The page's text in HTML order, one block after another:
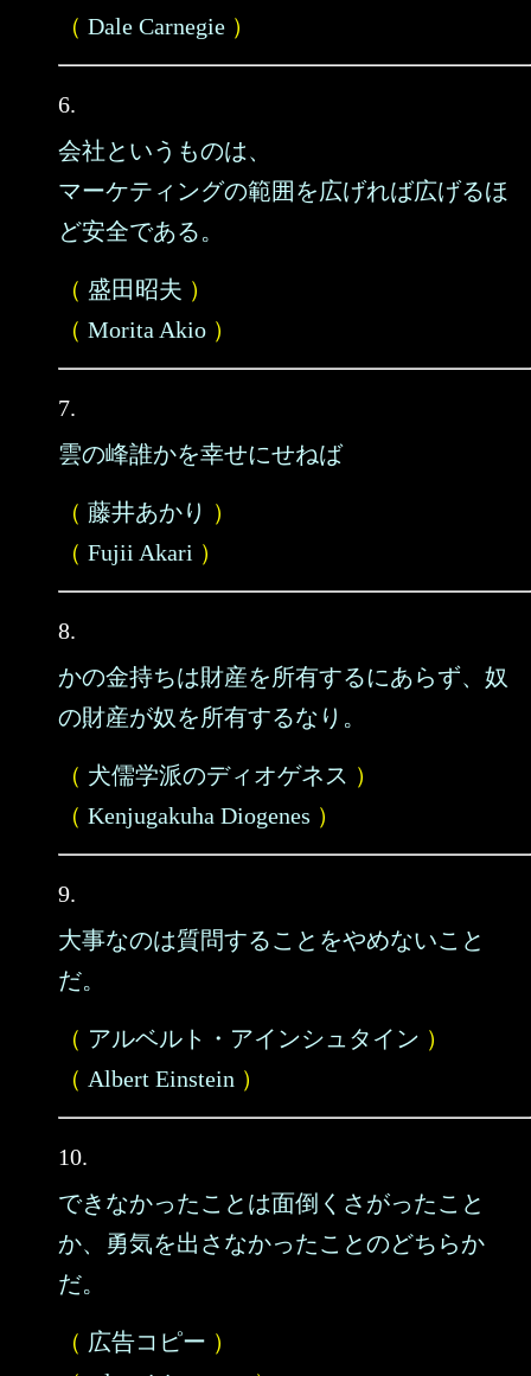
（ Dale Carnegie ）
6.
会社というものは、
マーケティングの範囲を広げれば広げるほ
ど安全である。
（ 盛田昭夫 ）
（ Morita Akio ）
7.
雲の峰誰かを幸せにせねば
（ 藤井あかり ）
（ Fujii Akari ）
8.
かの金持ちは財産を所有するにあらず、奴
の財産が奴を所有するなり。
（ 犬儒学派のディオゲネス ）
（ Kenjugakuha Diogenes ）
9.
大事なのは質問することをやめないこと
だ。
（ アルベルト・アインシュタイン ）
（ Albert Einstein ）
10.
できなかったことは面倒くさがったこと
か、勇気を出さなかったことのどちらか
だ。
（ 広告コピー ）